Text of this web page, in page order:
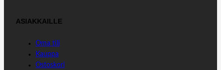
ASIAKKAILLE
Oma tili
Kauppa
Ostoskori